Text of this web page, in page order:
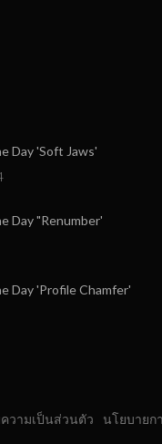
Day 'Soft Jaws'
Day "Renumber'
Day 'Profile Chamfer'
วามเป็นส่วนตัว
นโยบายก